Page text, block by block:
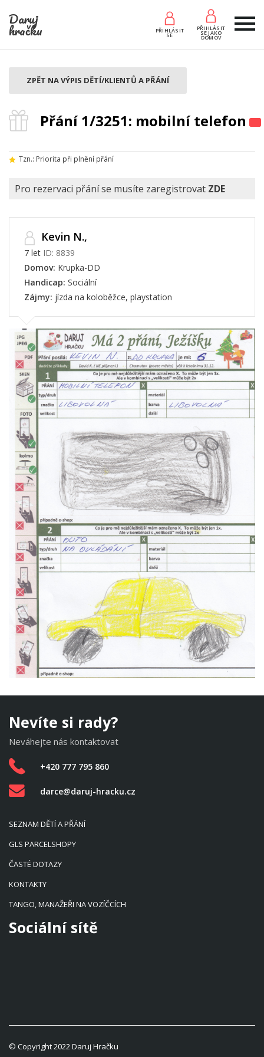
Daruj
hračku PŘIHLÁSIT
SE
PŘIHLÁSIT
SE JAKO
DOMOV
Přání 1/3251: mobilní telefon
ZPĚT NA VÝPIS DĚTÍ/KLIENTŮ A PŘÁNÍ
Tzn.: Priorita při plnění přání
Pro rezervaci přání se musíte zaregistrovat ZDE
Kevin N.,
7 let ID: 8839
Domov: Krupka-DD
Handicap: Sociální
Zájmy: jízda na koloběžce, playstation
Nevíte si rady?
Neváhejte nás kontaktovat
+420 777 795 860
darce@daruj-hracku.cz
SEZNAM DĚTÍ A PŘÁNÍ
GLS PARCELSHOPY
ČASTÉ DOTAZY
KONTAKTY
TANGO, MANAŽEŘI NA VOZÍČCÍCH
Sociální sítě
© Copyright 2022 Daruj Hračku